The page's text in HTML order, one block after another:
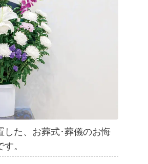
した、お葬式･葬儀のお悔
。